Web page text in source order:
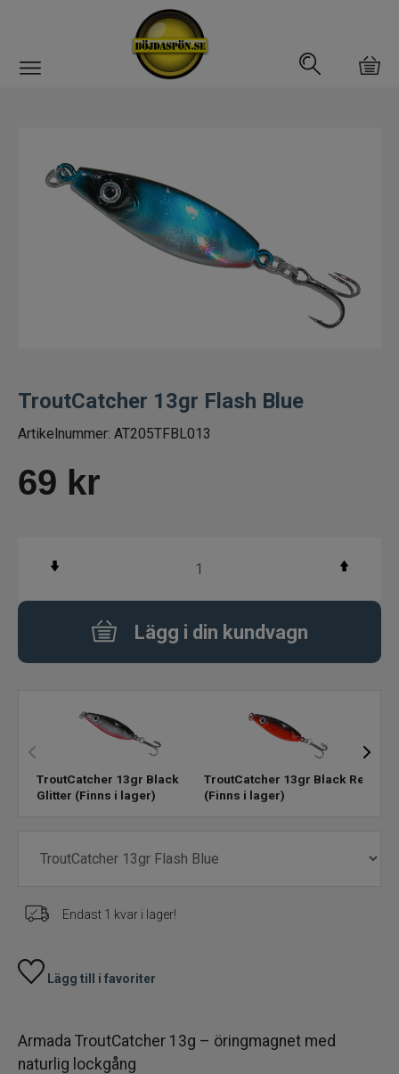
Betespaket
Handgjorda beten
Jerkbaits - tailbaits
Spinnare
Trollingbeten
Fiskelinor
TroutCatcher 13gr Flash Blue
Artikelnummer: AT205TFBL013
69 kr
Lägg i din kundvagn
TroutCatcher 13gr Black
Glitter (Finns i lager)
TroutCatcher 13gr Black Red
(Finns i lager)
Endast 1 kvar i lager!
Lägg till i favoriter
Armada TroutCatcher 13g – öringmagnet med
naturlig lockgång